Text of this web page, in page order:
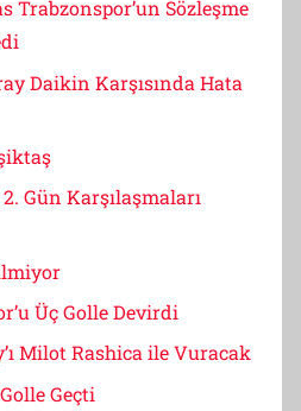
Trabzonspor’un Sözleşme
Daikin Karşısında Hata
Gün Karşılaşmaları
Üç Golle Devirdi
Milot Rashica ile Vuracak
Geçti